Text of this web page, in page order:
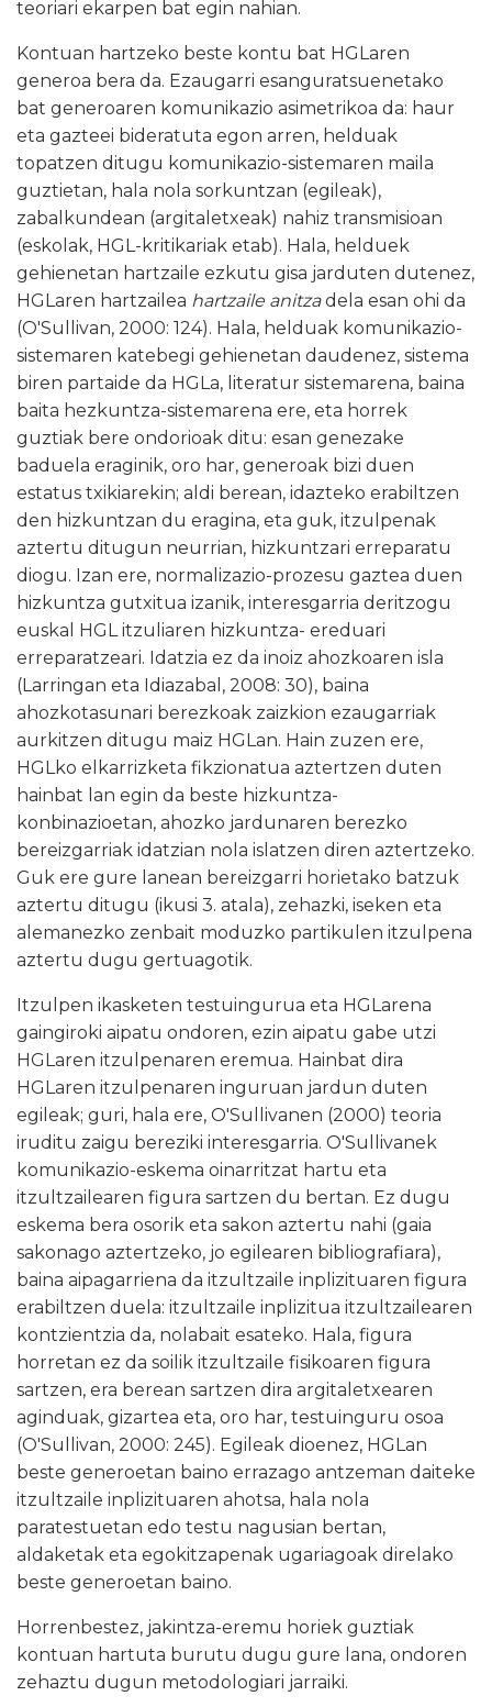
teoriari ekarpen bat egin nahian.
Kontuan hartzeko beste kontu bat HGLaren
generoa bera da. Ezaugarri esanguratsuenetako
bat generoaren komunikazio asimetrikoa da: haur
eta gazteei bideratuta egon arren, helduak
topatzen ditugu komunikazio-sistemaren maila
guztietan, hala nola sorkuntzan (egileak),
zabalkundean (argitaletxeak) nahiz transmisioan
(eskolak, HGL-kritikariak etab). Hala, helduek
gehienetan hartzaile ezkutu gisa jarduten dutenez,
HGLaren hartzailea hartzaile anitzadela esan ohi da
(O'Sullivan, 2000: 124). Hala, helduak komunikazio-
sistemaren katebegi gehienetan daudenez, sistema
biren partaide da HGLa, literatur sistemarena, baina
baita hezkuntza-sistemarena ere, eta horrek
guztiak bere ondorioak ditu: esan genezake
baduela eraginik, oro har, generoak bizi duen
estatus txikiarekin; aldi berean, idazteko erabiltzen
den hizkuntzan du eragina, eta guk, itzulpenak
aztertu ditugun neurrian, hizkuntzari erreparatu
diogu. Izan ere, normalizazio-prozesu gaztea duen
hizkuntza gutxitua izanik, interesgarria deritzogu
euskal HGL itzuliaren hizkuntza- ereduari
erreparatzeari. Idatzia ez da inoiz ahozkoaren isla
(Larringan eta Idiazabal, 2008: 30), baina
ahozkotasunari berezkoak zaizkion ezaugarriak
aurkitzen ditugu maiz HGLan. Hain zuzen ere,
HGLko elkarrizketa fikzionatua aztertzen duten
hainbat lan egin da beste hizkuntza-
konbinazioetan, ahozko jardunaren berezko
bereizgarriak idatzian nola islatzen diren aztertzeko.
Guk ere gure lanean bereizgarri horietako batzuk
aztertu ditugu (ikusi 3. atala), zehazki, iseken eta
alemanezko zenbait moduzko partikulen itzulpena
aztertu dugu gertuagotik.
Itzulpen ikasketen testuingurua eta HGLarena
gaingiroki aipatu ondoren, ezin aipatu gabe utzi
HGLaren itzulpenaren eremua. Hainbat dira
HGLaren itzulpenaren inguruan jardun duten
egileak; guri, hala ere, O'Sullivanen (2000) teoria
iruditu zaigu bereziki interesgarria. O'Sullivanek
komunikazio-eskema oinarritzat hartu eta
itzultzailearen figura sartzen du bertan. Ez dugu
eskema bera osorik eta sakon aztertu nahi (gaia
sakonago aztertzeko, jo egilearen bibliografiara),
baina aipagarriena da itzultzaile inplizituaren figura
erabiltzen duela: itzultzaile inplizitua itzultzailearen
kontzientzia da, nolabait esateko. Hala, figura
horretan ez da soilik itzultzaile fisikoaren figura
sartzen, era berean sartzen dira argitaletxearen
aginduak, gizartea eta, oro har, testuinguru osoa
(O'Sullivan, 2000: 245). Egileak dioenez, HGLan
beste generoetan baino errazago antzeman daiteke
itzultzaile inplizituaren ahotsa, hala nola
paratestuetan edo testu nagusian bertan,
aldaketak eta egokitzapenak ugariagoak direlako
beste generoetan baino.
Horrenbestez, jakintza-eremu horiek guztiak
kontuan hartuta burutu dugu gure lana, ondoren
zehaztu dugun metodologiari jarraiki.